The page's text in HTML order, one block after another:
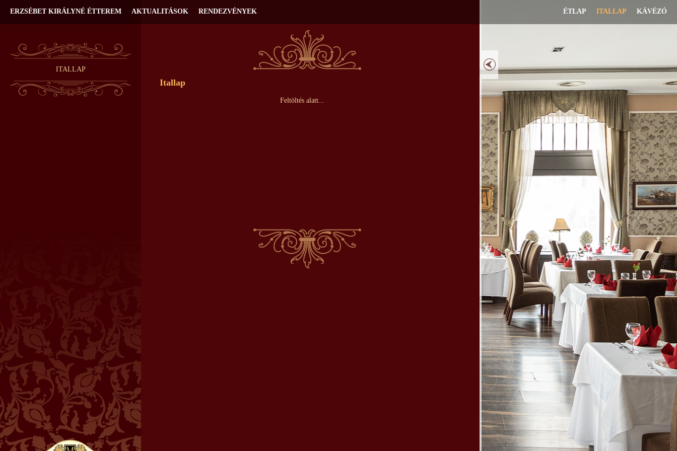
ITALLAP
Itallap
Feltöltés alatt...
ERZSÉBET KIRÁLYNÉ ÉTTEREM AKTUALITÁSOK RENDEZVÉNYEK ÉTLAP ITALLAP KÁVÉZÓ